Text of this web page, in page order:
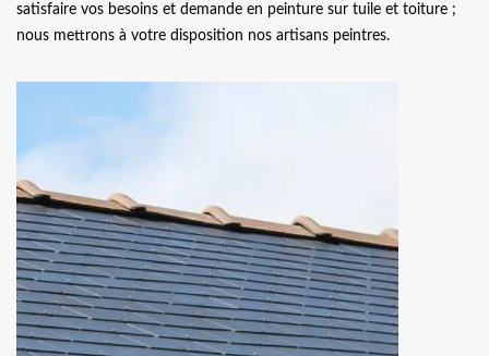
satisfaire vos besoins et demande en peinture sur tuile et toiture ;
nous mettrons à votre disposition nos artisans peintres.